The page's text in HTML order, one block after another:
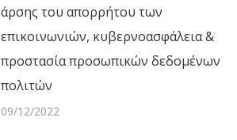
άρσης του απορρήτου των
επικοινωνιών, κυβερνοασφάλεια &
προστασία προσωπικών δεδομένων
πολιτών
09/12/2022